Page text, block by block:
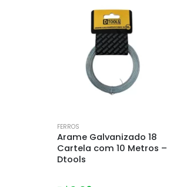
FERROS
Ferro Ca60 4.2mm 12mt